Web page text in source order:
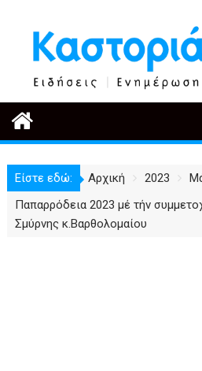
περιεχόμενο
Είστε εδώ: Αρχική 2023
Παπαρρόδεια 2023 μέ τήν
Σμύρνης κ.Βαρθολομαίου